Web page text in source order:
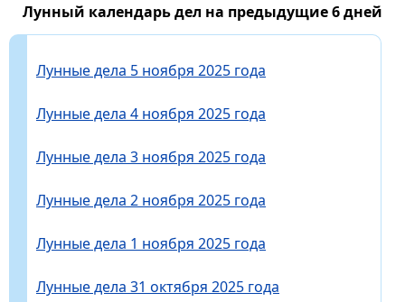
Лунный календарь дел на предыдущие 6 дней
Лунные дела 5 ноября 2025 года
Лунные дела 4 ноября 2025 года
Лунные дела 3 ноября 2025 года
Лунные дела 2 ноября 2025 года
Лунные дела 1 ноября 2025 года
Лунные дела 31 октября 2025 года